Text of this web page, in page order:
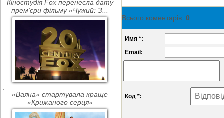
Кіностудія Fox перенесла дату
прем'єри фільму «Чужий: З...
«Ваяна» стартувала краще
«Крижаного серця»
Всього коментарів: 0
Имя *:
Email:
Код *: